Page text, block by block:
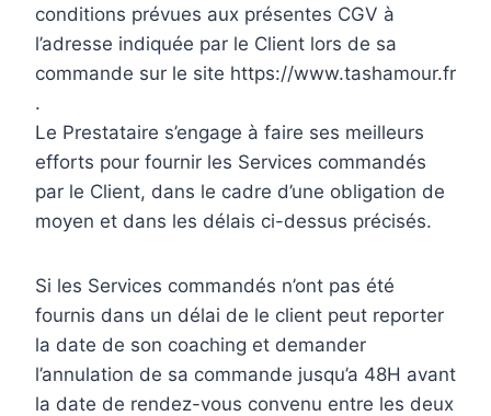
conditions prévues aux présentes CGV à
l’adresse indiquée par le Client lors de sa
commande sur le site https://www.tashamour.fr
.
Le Prestataire s’engage à faire ses meilleurs
efforts pour fournir les Services commandés
par le Client, dans le cadre d’une obligation de
moyen et dans les délais ci-dessus précisés.
Si les Services commandés n’ont pas été
fournis dans un délai de le client peut reporter
la date de son coaching et demander
l’annulation de sa commande jusqu’a 48H avant
la date de rendez-vous convenu entre les deux